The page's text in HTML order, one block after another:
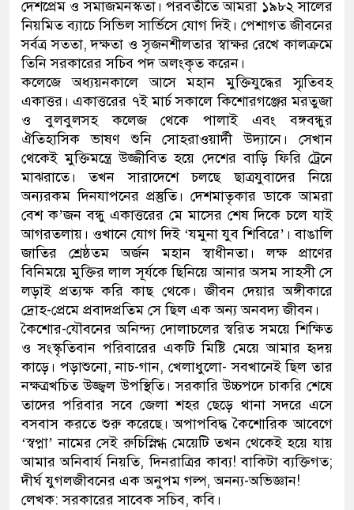
দেশপ্রেম ও সমাজমনস্কতা। পরবর্তীতে আমরা ১৯৮২ সালের
নিয়মিত ব্যাচে সিভিল সার্ভিসে যোগ দিই। পেশাগত জীবনের
সর্বত্র সততা, দক্ষতা ও সৃজনশীলতার স্বাক্ষর রেখে কালক্রমে
তিনি সরকারের সচিব পদ অলংকৃত করেন।
কলেজে অধ্যয়নকালে আসে মহান মুক্তিযুদ্ধের স্মৃতিবহ
একাত্তর। একাত্তরের ৭ই মার্চ সকালে কিশোরগঞ্জের মরতুজা
ও বুলবুলসহ কলেজ থেকে পালাই এবং বঙ্গবন্ধুর
ঐতিহাসিক ভাষণ শুনি সোহরাওয়ার্দী উদ্যানে। সেখান
থেকেই মুক্তিমন্ত্রে উজ্জীবিত হয়ে দেশের বাড়ি ফিরি ট্রেনে
মাঝরাতে। তখন সারাদেশে চলছে ছাত্রযুবাদের নিয়ে
অন্যরকম দিনযাপনের প্রস্তুতি। দেশমাতৃকার ডাকে আমরা
বেশ ক’জন বন্ধু একাত্তরের মে মাসের শেষ দিকে চলে যাই
আগরতলায়। ওখানে যোগ দিই ‘যমুনা যুব শিবিরে’। বাঙালি
জাতির শ্রেষ্ঠতম অর্জন মহান স্বাধীনতা। লক্ষ প্রাণের
বিনিময়ে মুক্তির লাল সূর্যকে ছিনিয়ে আনার অসম সাহসী সে
লড়াই প্রত্যক্ষ করি কাছ থেকে। জীবন দেয়ার অঙ্গীকারে
দ্রোহ-প্রেমে প্রবাদপ্রতিম সে ছিল এক অন্য অনবদ্য জীবন।
কৈশোর-যৌবনের অনিন্দ্য দোলাচলের স্বরিত সময়ে শিক্ষিত
ও সংস্কৃতিবান পরিবারের একটি মিষ্টি মেয়ে আমার হৃদয়
কাড়ে। পড়াশুনো, নাচ-গান, খেলাধুলো- সবখানেই ছিল তার
নক্ষত্রখচিত উজ্জ্বল উপস্থিতি। সরকারি উচ্চপদে চাকরি শেষে
তাদের পরিবার সবে জেলা শহর ছেড়ে থানা সদরে এসে
বসবাস করতে শুরু করেছে। অপাপবিদ্ধ কৈশোরিক আবেগে
‘স্বপ্না’ নামের সেই রুচিস্নিগ্ধ মেয়েটি তখন থেকেই হয়ে যায়
আমার অনিবার্য নিয়তি, দিনরাত্রির কাব্য! বাকিটা ব্যক্তিগত;
দীর্ঘ যুগলজীবনের এক অনুপম গল্প, অনন্য-অভিজ্ঞান!
লেখক: সরকারের সাবেক সচিব, কবি।